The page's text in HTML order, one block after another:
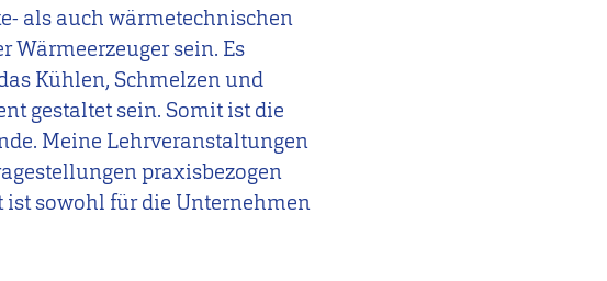
als auch wärmetechnischen
Wärmeerzeuger sein. Es
Kühlen, Schmelzen und
gestaltet sein. Somit ist die
Meine Lehrveranstaltungen
praxisbezogen
sowohl für die Unternehmen